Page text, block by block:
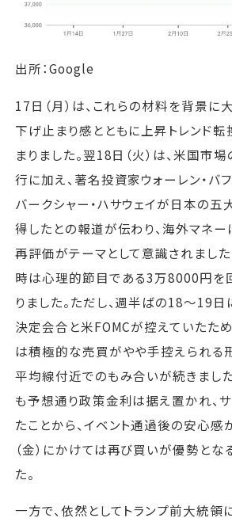
出所：Google
17日（月）は、これらの材料を背景に
下げ止まり感とともに上昇トレンド
まりました。翌18日（火）は、米国市
行に加え、著名投資家ウォーレン・バ
バークシャー・ハサウェイが日本の
得したとの報道が伝わり、海外マネ
再評価がテーマとして意識されました
時は心理的節目である3万8000円を
りました。ただし、週半ばの18〜19
決定会合と米FOMCが控えていたた
は積極的な売買がやや手控えられる
平均線付近でのもみ合いが続きまし
も予想通り政策金利は据え置かれ、
たことから、イベント通過後の安心感
（金）にかけては再び買いが優勢と
た。
一方で、依然としてトランプ前大統領